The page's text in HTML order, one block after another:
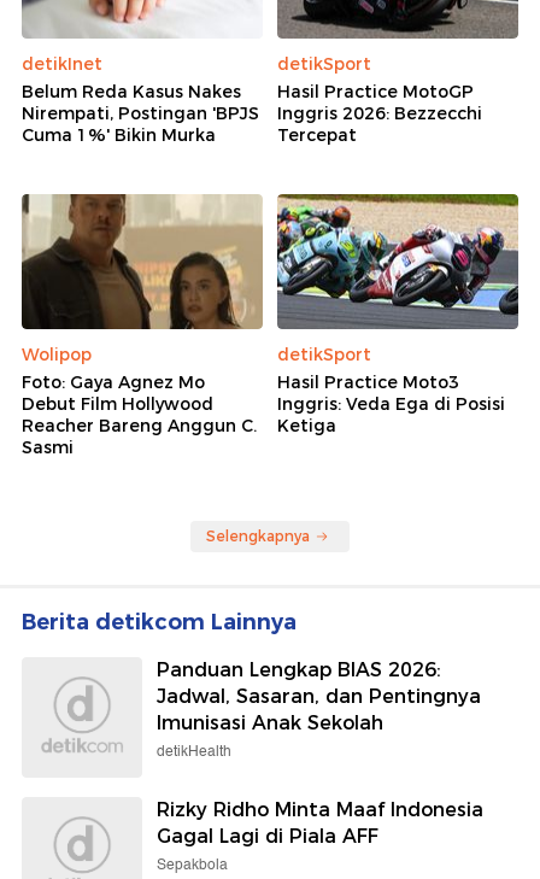
detikInet
Belum Reda Kasus Nakes
Nirempati, Postingan 'BPJS
Cuma 1%' Bikin Murka
detikSport
Hasil Practice MotoGP
Inggris 2026: Bezzecchi
Tercepat
Wolipop
Foto: Gaya Agnez Mo
Debut Film Hollywood
Reacher Bareng Anggun C.
Sasmi
detikSport
Hasil Practice Moto3
Inggris: Veda Ega di Posisi
Ketiga
Selengkapnya
Berita detikcom Lainnya
Panduan Lengkap BIAS 2026:
Jadwal, Sasaran, dan Pentingnya
Imunisasi Anak Sekolah
detikHealth
Rizky Ridho Minta Maaf Indonesia
Gagal Lagi di Piala AFF
Sepakbola